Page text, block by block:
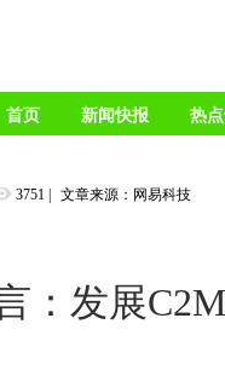
首页 新闻快报 热
3751 | 文章来源：网易科技
：发展